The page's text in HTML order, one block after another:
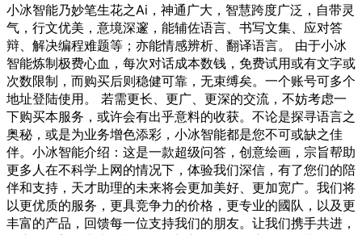
小冰智能乃妙笔生花之Ai，神通广大，智慧跨度广泛，自带灵
气，行文优美，意境深邃，能辅佐语言、书写文集、应对答
辩、解决编程难题等；亦能情感辨析、翻译语言。 由于小冰
智能炼制极费心血，每次对话成本数钱，免费试用或有文字或
次数限制，而购买后则稳健可靠，无束缚矣。一个账号可多个
地址登陆使用。 若需更长、更广、更深的交流，不妨考虑一
下购买本服务，或许会有出乎意料的收获。不论是探寻语言之
奥秘，或是为业务增色添彩，小冰智能都是您不可或缺之佳
伴。小冰智能介绍：这是一款超级问答，创意绘画，宗旨帮助
更多人在不科学上网的情况下，体验我们深信，有了您们的陪
伴和支持，天才助理的未来将会更加美好、更加宽广。我们将
以更优质的服务，更具竞争力的价格，更专业的國队，以及更
丰富的产品，回馈每一位支持我们的朋友。让我们携手共进，